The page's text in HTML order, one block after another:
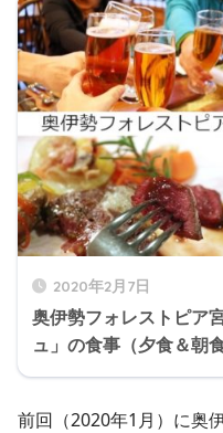
2020年2月7日
奥伊勢フォレストピア
ュ」の食事（夕食＆朝
前回（2020年1月）に奥